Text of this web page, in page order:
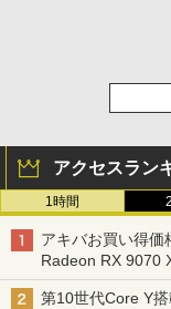
アクセスラン
1時間
アキバお買い得価
Radeon RX 9070
型モニターが
第10世代Core Y